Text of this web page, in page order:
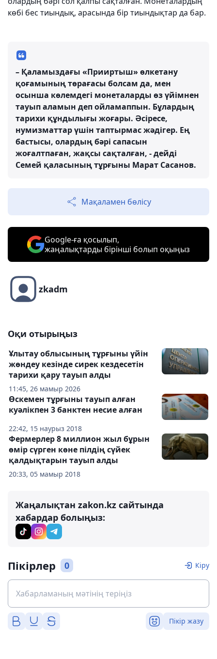
көбі бес тиындық, арасында бір тиындықтар да бар.
– Қаламыздағы «Прииртыш» өлкетану
қоғамының төрағасы болсам да, мен
осынша көлемдегі монеталарды өз үйімнен
тауып аламын деп ойламаппын. Бұлардың
тарихи құндылығы жоғары. Әсіресе,
нумизматтар үшін таптырмас жәдігер. Ең
бастысы, олардың бәрі сапасын
жоғалтпаған, жақсы сақталған, - дейді
Семей қаласының тұрғыны Марат Сасанов.
Мақаламен бөлісу
Google-ға қосылып,
жаңалықтарды бірінші болып оқыңыз
zkadm
Оқи отырыңыз
11:45, 26 мамыр 2026
Ұлытау облысының тұрғыны үйін
жөндеу кезінде сирек кездесетін
тарихи қару тауып алды
22:42, 15 наурыз 2018
Өскемен тұрғыны тауып алған
куәлікпен 3 банктен несие алған
20:33, 05 мамыр 2018
Фермерлер 8 миллион жыл бұрын
өмір сүрген көне пілдің сүйек
қалдықтарын тауып алды
Жаңалықтан zakon.kz сайтында
хабардар болыңыз:
Пікірлер 0 Кіру
Пікір жазу